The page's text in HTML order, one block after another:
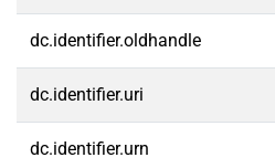
dc.identifier.oldhandle
dc.identifier.uri
dc.identifier.urn